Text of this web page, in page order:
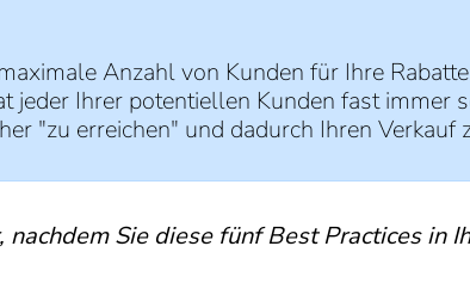
Anzahl von Kunden für Ihre
jeder Ihrer potentiellen Kunden fast immer
"zu erreichen" und dadurch Ihren Verkauf
Sie diese fünf Best Practices in